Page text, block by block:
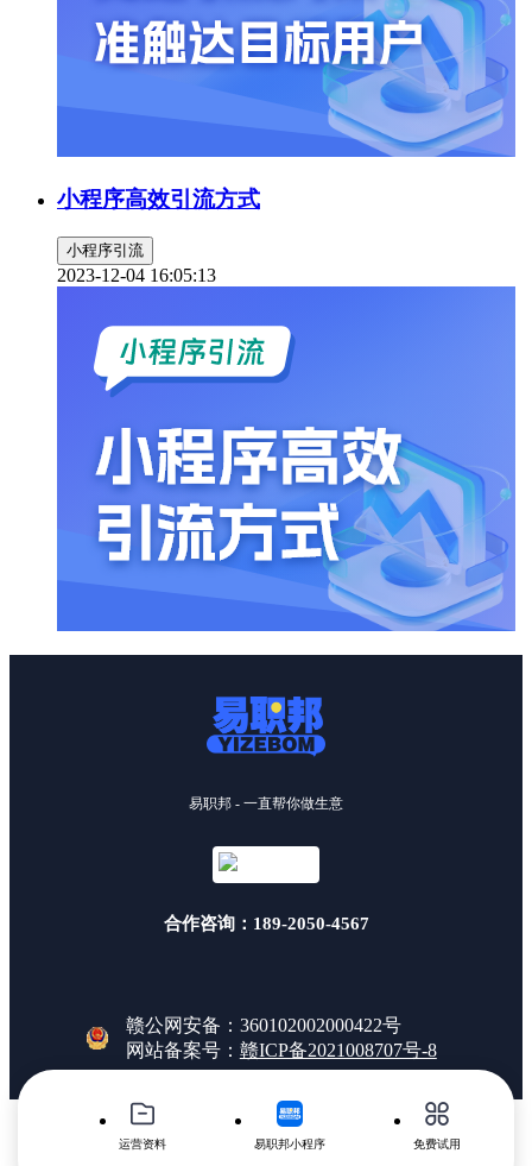
小程序高效引流方式
小程序引流
2023-12-04 16:05:13
运营资料 易职邦小程序 免费试用
易职邦 - 一直帮你做生意
合作咨询：189-2050-4567
赣公网安备：360102002000422号
网站备案号： 赣ICP备2021008707号-8